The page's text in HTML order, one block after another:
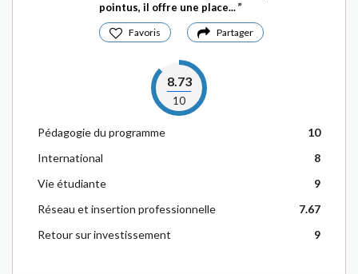
pointus, il offre une place...
Favoris Partager
8.73
10
Pédagogie du programme
10
International
8
Vie étudiante
9
Réseau et insertion professionnelle
7.67
Retour sur investissement
9